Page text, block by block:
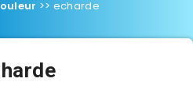
>> echarde